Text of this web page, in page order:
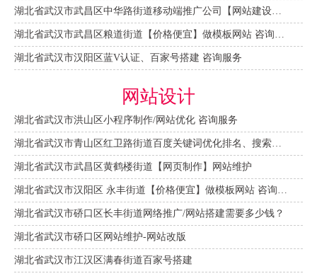
湖北省武汉市汉阳区蓝V认证、百家号搭建 咨询服务
网站设计
湖北省武汉市洪山区小程序制作/网站优化 咨询服务
湖北省武汉市武昌区黄鹤楼街道【网页制作】网站维护
湖北省武汉市硚口区长丰街道网络推广/网站搭建需要多少钱？
湖北省武汉市硚口区网站维护-网站改版
湖北省武汉市江汉区满春街道百家号搭建